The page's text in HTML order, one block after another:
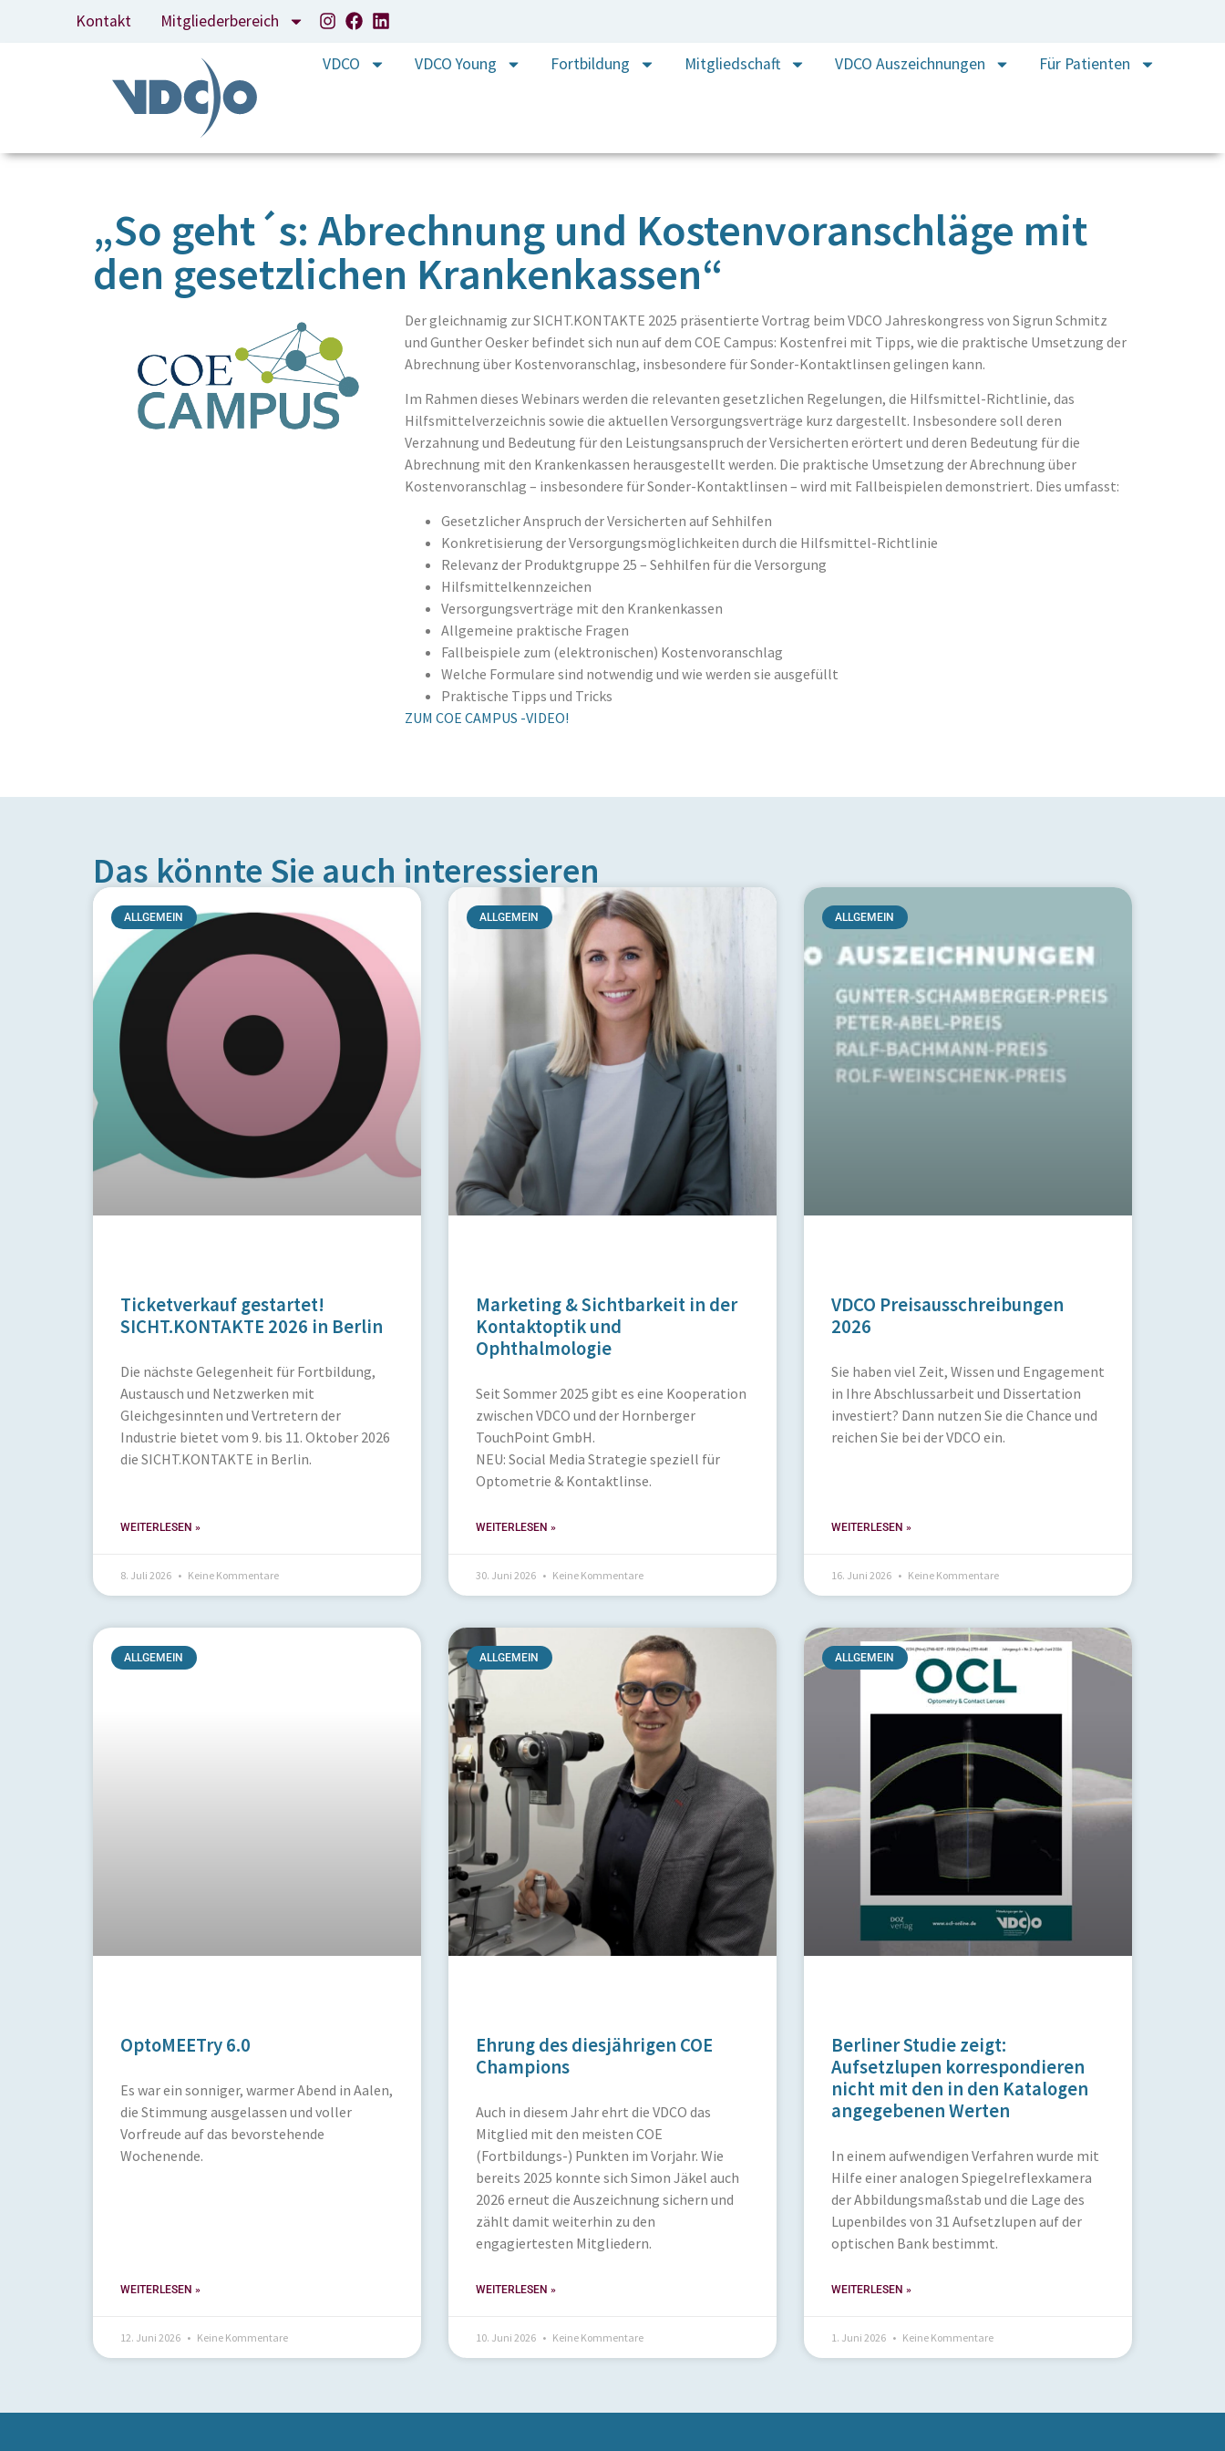
Kontakt Mitgliederbereich
VDCO VDCO Young Fortbildung Mitgliedschaft VDCO Auszeichnungen Für Patienten
„So geht´s: Abrechnung und Kostenvoranschläge mit
den gesetzlichen Krankenkassen“
Der gleichnamig zur SICHT.KONTAKTE 2025 präsentierte Vortrag beim VDCO Jahreskongress von Sigrun Schmitz
und Gunther Oesker befindet sich nun auf dem COE Campus: Kostenfrei mit Tipps, wie die praktische Umsetzung der
Abrechnung über Kostenvoranschlag, insbesondere für Sonder-Kontaktlinsen gelingen kann.
Im Rahmen dieses Webinars werden die relevanten gesetzlichen Regelungen, die Hilfsmittel-Richtlinie, das
Hilfsmittelverzeichnis sowie die aktuellen Versorgungsverträge kurz dargestellt. Insbesondere soll deren
Verzahnung und Bedeutung für den Leistungsanspruch der Versicherten erörtert und deren Bedeutung für die
Abrechnung mit den Krankenkassen herausgestellt werden. Die praktische Umsetzung der Abrechnung über
Kostenvoranschlag – insbesondere für Sonder-Kontaktlinsen – wird mit Fallbeispielen demonstriert. Dies umfasst:
Gesetzlicher Anspruch der Versicherten auf Sehhilfen
Konkretisierung der Versorgungsmöglichkeiten durch die Hilfsmittel-Richtlinie
Relevanz der Produktgruppe 25 – Sehhilfen für die Versorgung
Hilfsmittelkennzeichen
Versorgungsverträge mit den Krankenkassen
Allgemeine praktische Fragen
Fallbeispiele zum (elektronischen) Kostenvoranschlag
Welche Formulare sind notwendig und wie werden sie ausgefüllt
Praktische Tipps und Tricks
ZUM COE CAMPUS -VIDEO!
Das könnte Sie auch interessieren
ALLGEMEIN
Ticketverkauf gestartet!
SICHT.KONTAKTE 2026 in Berlin
Die nächste Gelegenheit für Fortbildung,
Austausch und Netzwerken mit
Gleichgesinnten und Vertretern der
Industrie bietet vom 9. bis 11. Oktober 2026
die SICHT.KONTAKTE in Berlin.
WEITERLESEN »
8. Juli 2026 Keine Kommentare
ALLGEMEIN
Marketing & Sichtbarkeit in der
Kontaktoptik und
Ophthalmologie
Seit Sommer 2025 gibt es eine Kooperation
zwischen VDCO und der Hornberger
TouchPoint GmbH.
NEU: Social Media Strategie speziell für
Optometrie & Kontaktlinse.
WEITERLESEN »
30. Juni 2026 Keine Kommentare
ALLGEMEIN
VDCO Preisausschreibungen
2026
Sie haben viel Zeit, Wissen und Engagement
in Ihre Abschlussarbeit und Dissertation
investiert? Dann nutzen Sie die Chance und
reichen Sie bei der VDCO ein.
WEITERLESEN »
16. Juni 2026 Keine Kommentare
ALLGEMEIN
OptoMEETry 6.0
Es war ein sonniger, warmer Abend in Aalen,
die Stimmung ausgelassen und voller
Vorfreude auf das bevorstehende
Wochenende.
WEITERLESEN »
12. Juni 2026 Keine Kommentare
ALLGEMEIN
Ehrung des diesjährigen COE
Champions
Auch in diesem Jahr ehrt die VDCO das
Mitglied mit den meisten COE
(Fortbildungs-) Punkten im Vorjahr. Wie
bereits 2025 konnte sich Simon Jäkel auch
2026 erneut die Auszeichnung sichern und
zählt damit weiterhin zu den
engagiertesten Mitgliedern.
WEITERLESEN »
10. Juni 2026 Keine Kommentare
ALLGEMEIN
Berliner Studie zeigt:
Aufsetzlupen korrespondieren
nicht mit den in den Katalogen
angegebenen Werten
In einem aufwendigen Verfahren wurde mit
Hilfe einer analogen Spiegelreflexkamera
der Abbildungsmaßstab und die Lage des
Lupenbildes von 31 Aufsetzlupen auf der
optischen Bank bestimmt.
WEITERLESEN »
1. Juni 2026 Keine Kommentare